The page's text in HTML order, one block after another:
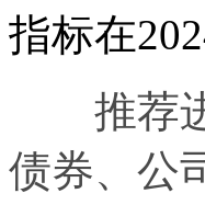
指标在
推荐
债券、公